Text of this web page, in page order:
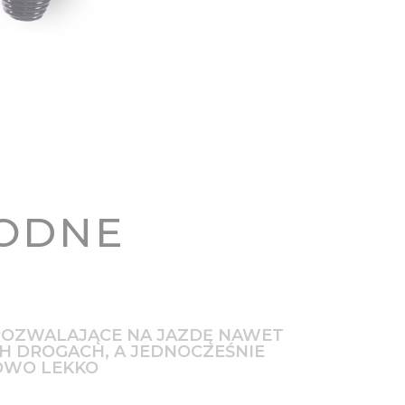
NA JAZDĘ NAWET
DROGACH, A JEDNOCZEŚNIE
LEKKO